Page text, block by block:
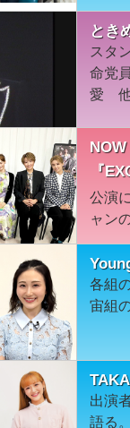
とき
スタ
命党
愛 他
『
公演
ャン
各組
宙組
出演
語る